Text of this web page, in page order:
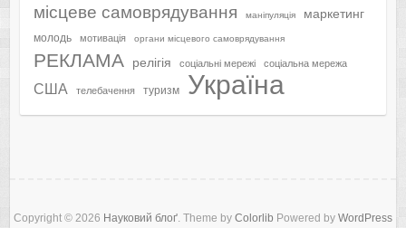
місцеве самоврядування маніпуляція маркетинг
молодь мотивація органи місцевого самоврядування
РЕКЛАМА релігія соціальні мережі соціальна мережа
США телебачення туризм Україна
Copyright © 2026 Науковий блоґ. Theme by Colorlib Powered by WordPress